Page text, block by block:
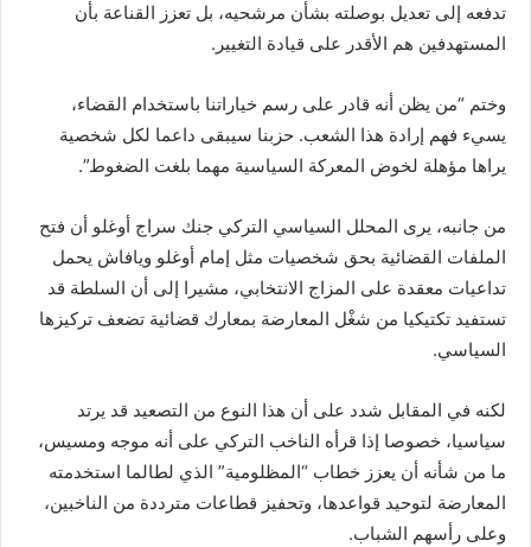
تدفعه إلى تعديل بوصلته بشأن مرشحيه، بل تعزز القناعة بأن
المستهدفين هم الأقدر على قيادة التغيير.
وختم “من يظن أنه قادر على رسم خياراتنا باستخدام القضاء،
يسيء فهم إرادة هذا الشعب. حزبنا سيبقى داعما لكل شخصية
يراها مؤهلة لخوض المعركة السياسية مهما بلغت الضغوط”.
من جانبه، يرى المحلل السياسي التركي جنك سراج أوغلو أن فتح
الملفات القضائية بحق شخصيات مثل إمام أوغلو ويافاش يحمل
تداعيات معقدة على المزاج الانتخابي، مشيرا إلى أن السلطة قد
تستفيد تكتيكيا من شغْل المعارضة بمعارك قضائية تضعف تركيزها
السياسي.
لكنه في المقابل شدد على أن هذا النوع من التصعيد قد يرتد
سياسيا، خصوصا إذا قرأه الناخب التركي على أنه موجه ومسيس،
ما من شأنه أن يعزز خطاب “المظلومية” الذي لطالما استخدمته
المعارضة لتوحيد قواعدها، وتحفيز قطاعات مترددة من الناخبين،
وعلى رأسهم الشباب.